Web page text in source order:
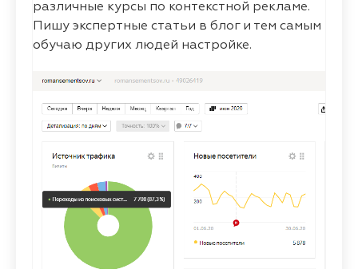
различные курсы по контекстной рекламе.
Пишу экспертные статьи в блог и тем самым
обучаю других людей настройке.